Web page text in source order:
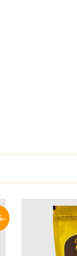
السعر
الحالي
هو:
139 EGP.
-15%